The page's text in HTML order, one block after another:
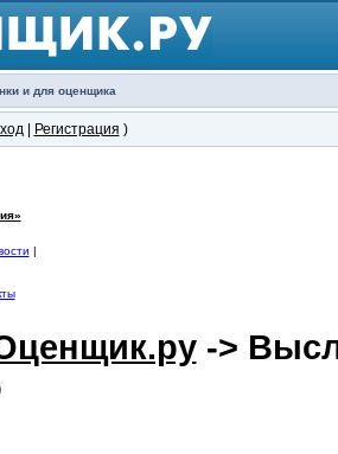
и для оценщика
| Регистрация )
|
->